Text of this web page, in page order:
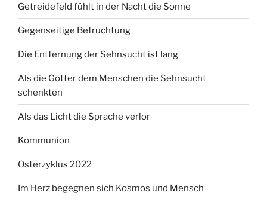
Getreidefeld fühlt in der Nacht die Sonne
Gegenseitige Befruchtung
Die Entfernung der Sehnsucht ist lang
Als die Götter dem Menschen die Sehnsucht
schenkten
Als das Licht die Sprache verlor
Kommunion
Osterzyklus 2022
Im Herz begegnen sich Kosmos und Mensch